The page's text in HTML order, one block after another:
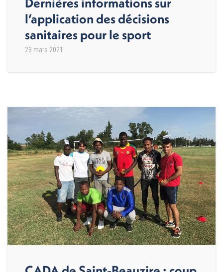
l’application des décisions
sanitaires pour le sport
23 mars 2021